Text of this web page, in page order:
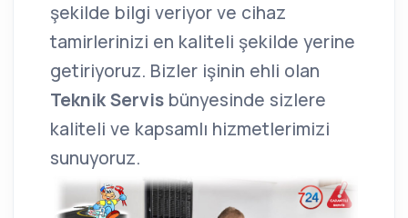
şekilde bilgi veriyor ve cihaz
tamirlerinizi en kaliteli şekilde yerine
getiriyoruz. Bizler işinin ehli olan
Teknik Servis bünyesinde sizlere
kaliteli ve kapsamlı hizmetlerimizi
sunuyoruz.